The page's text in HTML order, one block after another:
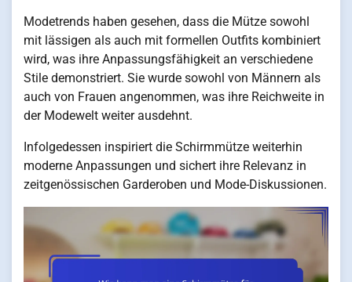
Modetrends haben gesehen, dass die Mütze sowohl
mit lässigen als auch mit formellen Outfits kombiniert
wird, was ihre Anpassungsfähigkeit an verschiedene
Stile demonstriert. Sie wurde sowohl von Männern als
auch von Frauen angenommen, was ihre Reichweite in
der Modewelt weiter ausdehnt.
Infolgedessen inspiriert die Schirmmütze weiterhin
moderne Anpassungen und sichert ihre Relevanz in
zeitgenössischen Garderoben und Mode-Diskussionen.